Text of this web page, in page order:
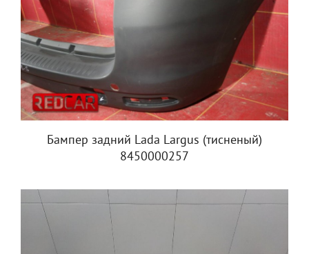
Бампер задний Lada Largus (тисненый)
8450000257